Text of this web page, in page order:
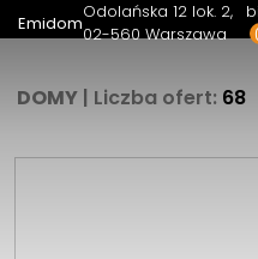
EmidomOdolańska 12 lok. 2
02-560 Warszawa
DOMY | Liczba ofert: 68